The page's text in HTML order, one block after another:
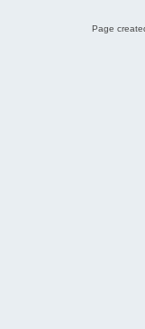
Page